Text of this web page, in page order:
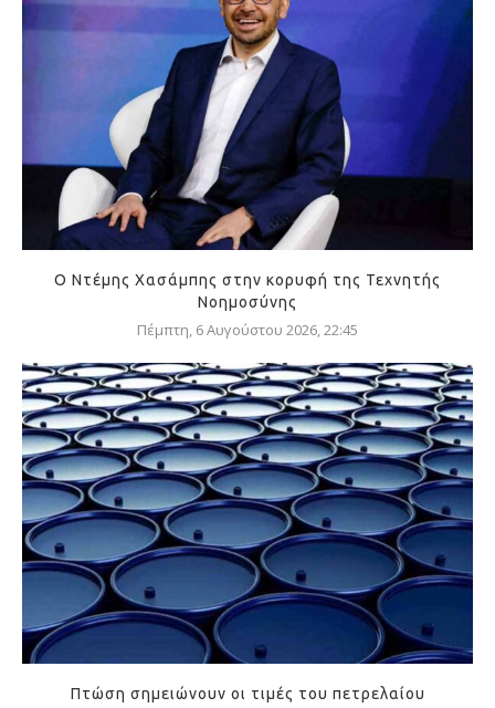
Ο Ντέμης Χασάμπης στην κορυφή της Τεχνητής
Νοημοσύνης
Πέμπτη, 6 Αυγούστου 2026, 22:45
Πτώση σημειώνουν οι τιμές του πετρελαίου